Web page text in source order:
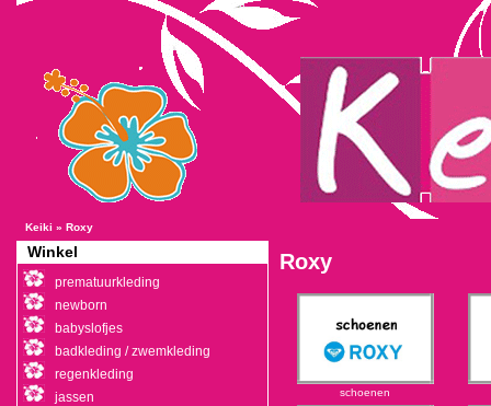
Keiki » Roxy
Roxy
schoenen
Winkel
prematuurkleding
newborn
babyslofjes
badkleding / zwemkleding
regenkleding
jassen